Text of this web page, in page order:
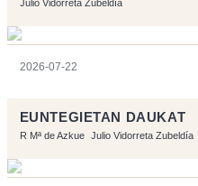
Julio Vidorreta Zubeldía
2026-07-22
EUNTEGIETAN DAUKAT
R Mª de Azkue Julio Vidorreta Zubeldía